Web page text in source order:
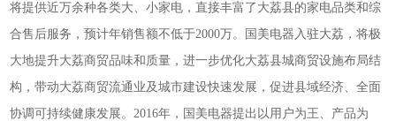
将提供近万余种各类大、小家电，直接丰富了大荔县的家电品类和综
合售后服务，预计年销售额不低于2000万。国美电器入驻大荔，将极
大地提升大荔商贸品味和质量，进一步优化大荔县城商贸设施布局结
构，带动大荔商贸流通业及城市建设快速发展，促进县域经济、全面
协调可持续健康发展。2016年，国美电器提出以用户为王、产品为